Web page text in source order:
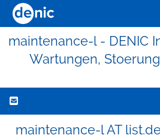
maintenance-l - DENIC
Wartungen,
maintenance-l AT